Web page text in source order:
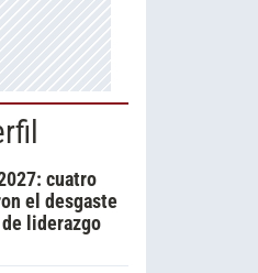
cuatro
el desgaste
liderazgo